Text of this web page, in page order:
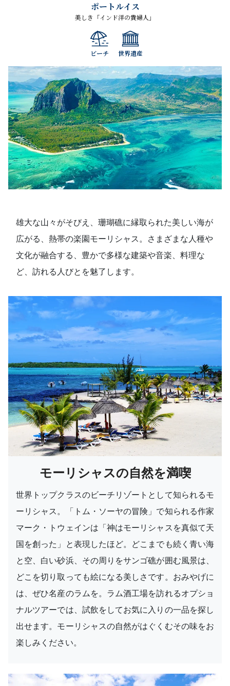
ポートルイス
美しき「インド洋の貴婦人」
ビーチ 世界遺産
雄大な山々がそびえ、珊瑚礁に縁取られた美しい海が
広がる、熱帯の楽園モーリシャス。さまざまな人種や
文化が融合する、豊かで多様な建築や音楽、料理な
ど、訪れる人びとを魅了します。
モーリシャスの自然を満喫
世界トップクラスのビーチリゾートとして知られるモ
ーリシャス。「トム・ソーヤの冒険」で知られる作家
マーク・トウェインは「神はモーリシャスを真似て天
国を創った」と表現したほど。どこまでも続く青い海
と空、白い砂浜、その周りをサンゴ礁が囲む風景は、
どこを切り取っても絵になる美しさです。おみやげに
は、ぜひ名産のラムを。ラム酒工場を訪れるオプショ
ナルツアーでは、試飲をしてお気に入りの一品を探し
出せます。モーリシャスの自然がはぐくむその味をお
楽しみください。